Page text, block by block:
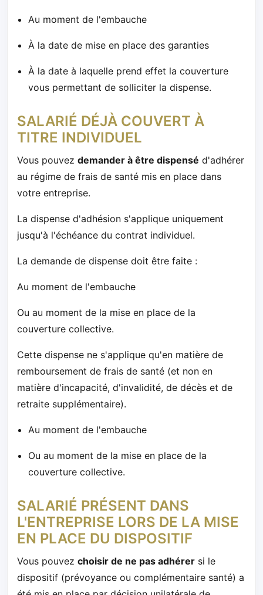
Au moment de l'embauche
À la date de mise en place des garanties
À la date à laquelle prend effet la couverture
vous permettant de solliciter la dispense.
SALARIÉ DÉJÀ COUVERT À
TITRE INDIVIDUEL
Vous pouvez demander à être dispensé d'adhérer
au régime de frais de santé mis en place dans
votre entreprise.
La dispense d'adhésion s'applique uniquement
jusqu'à l'échéance du contrat individuel.
La demande de dispense doit être faite :
Au moment de l'embauche
Ou au moment de la mise en place de la
couverture collective.
Cette dispense ne s'applique qu'en matière de
remboursement de frais de santé (et non en
matière d'incapacité, d'invalidité, de décès et de
retraite supplémentaire).
Au moment de l'embauche
Ou au moment de la mise en place de la
couverture collective.
SALARIÉ PRÉSENT DANS
L'ENTREPRISE LORS DE LA MISE
EN PLACE DU DISPOSITIF
Vous pouvez choisir de ne pas adhérer si le
dispositif (prévoyance ou complémentaire santé) a